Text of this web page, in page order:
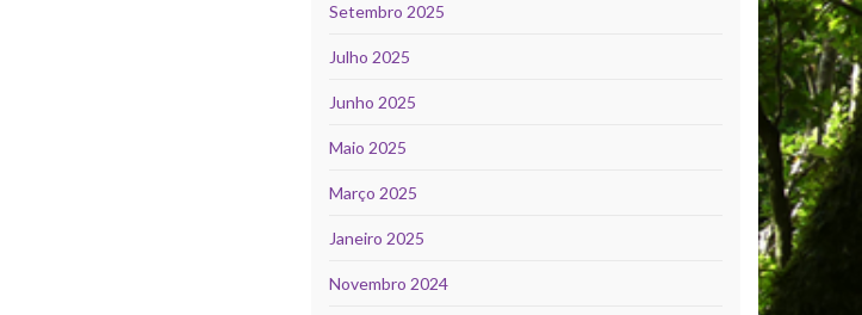
Setembro 2025
Julho 2025
Junho 2025
Maio 2025
Março 2025
Janeiro 2025
Novembro 2024